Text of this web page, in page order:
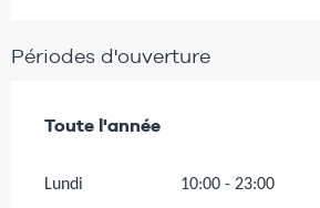
Périodes d'ouverture
Toute l'année
Toute l'année
Lundi 10:00 - 23:00